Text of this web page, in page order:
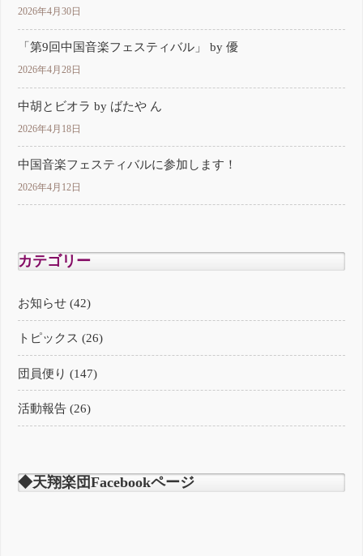
2026年4月30日
「第9回中国音楽フェスティバル」 by 優
2026年4月28日
中胡とビオラ by ばたや ん
2026年4月18日
中国音楽フェスティバルに参加します！
2026年4月12日
カテゴリー
お知らせ (42)
トピックス (26)
団員便り (147)
活動報告 (26)
◆天翔楽団Facebookページ